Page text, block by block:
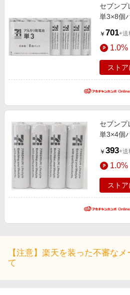
セブンプ
単3×8個
￥ 701+送
1.0%
スト
セブンプ
単3×4個
￥ 393+送
1.0%
スト
【注意】楽天を装った不審な
て